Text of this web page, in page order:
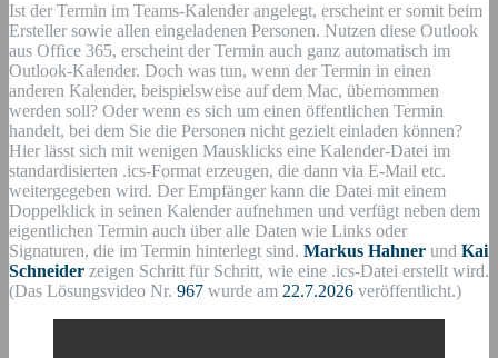
Ist der Termin im Teams-Kalender angelegt, erscheint er somit beim
Ersteller sowie allen eingeladenen Personen. Nutzen diese Outlook
aus Office 365, erscheint der Termin auch ganz automatisch im
Outlook-Kalender. Doch was tun, wenn der Termin in einen
anderen Kalender, beispielsweise auf dem Mac, übernommen
werden soll? Oder wenn es sich um einen öffentlichen Termin
handelt, bei dem Sie die Personen nicht gezielt einladen können?
Hier lässt sich mit wenigen Mausklicks eine Kalender-Datei im
standardisierten .ics-Format erzeugen, die dann via E-Mail etc.
weitergegeben wird. Der Empfänger kann die Datei mit einem
Doppelklick in seinen Kalender aufnehmen und verfügt neben dem
eigentlichen Termin auch über alle Daten wie Links oder
Signaturen, die im Termin hinterlegt sind. Markus Hahner und Kai
Schneider zeigen Schritt für Schritt, wie eine .ics-Datei erstellt wird.
(Das Lösungsvideo Nr. 967 wurde am 22.7.2026 veröffentlicht.)